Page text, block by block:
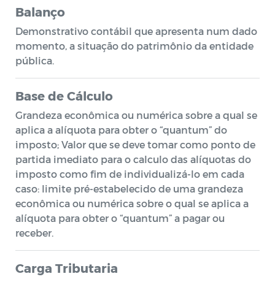
Balanço
Demonstrativo contábil que apresenta num dado
momento, a situação do patrimônio da entidade
pública.
Base de Cálculo
Grandeza econômica ou numérica sobre a qual se
aplica a alíquota para obter o “quantum” do
imposto; Valor que se deve tomar como ponto de
partida imediato para o calculo das alíquotas do
imposto como fim de individualizá-lo em cada
caso: limite pré-estabelecido de uma grandeza
econômica ou numérica sobre o qual se aplica a
alíquota para obter o “quantum” a pagar ou
receber.
Carga Tributaria